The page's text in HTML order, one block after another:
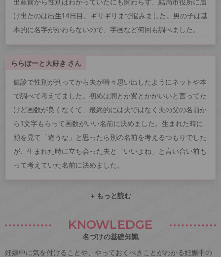
け出たのは出生14日目。ギリギリまで悩みました。男の子は基
本的に名字がかわらないので、字画など何回も調べました。
ららぽーと大好き さん
健診で性別が判ってから夫が時々思い出したようにネットや本
で調べて考えてました。初めは潤とか翼とかがいいと言ってた
けど画数が良くなくて、最終的には夫ではなく夫の父の名前か
ら1文字もらって画数がいい名前に決めました。生まれた時に
顔を見て「違うな」と思ったら別の名前を考えるつもりでした
が、生まれた時に立ち会った夫と「いいよね」と言い合い前も
って考えていた名前に決めました。
+ もっと読む
KNOWLEDGE
名づけの基礎知識
妊娠中に気を付けることや、やっておくべきことがわかる妊娠中の